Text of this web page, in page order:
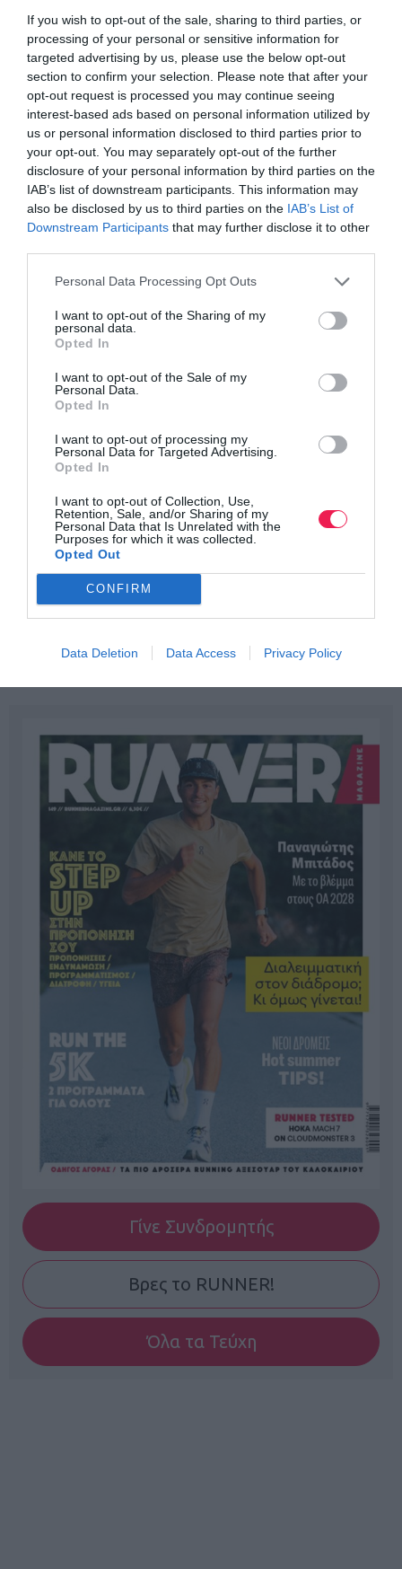
If you wish to opt-out of the sale, sharing to third parties, or
processing of your personal or sensitive information for
targeted advertising by us, please use the below opt-out
section to confirm your selection. Please note that after your
opt-out request is processed you may continue seeing
interest-based ads based on personal information utilized by
us or personal information disclosed to third parties prior to
your opt-out. You may separately opt-out of the further
disclosure of your personal information by third parties on the
IAB’s list of downstream participants. This information may
also be disclosed by us to third parties on the IAB’s List of
Downstream Participants that may further disclose it to other
Personal Data Processing Opt Outs
I want to opt-out of the Sharing of my
personal data.
Opted In
I want to opt-out of the Sale of my
Personal Data.
Opted In
I want to opt-out of processing my
Personal Data for Targeted Advertising.
Opted In
I want to opt-out of Collection, Use,
Retention, Sale, and/or Sharing of my
Personal Data that Is Unrelated with the
Purposes for which it was collected.
Opted Out
CONFIRM
Data Deletion Data Access Privacy Policy
Γίνε Συνδρομητής
Βρες το RUNNER!
Όλα τα Τεύχη